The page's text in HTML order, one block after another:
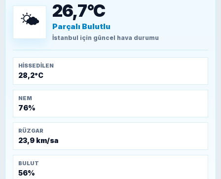
TEOMAN ALPASLAN
Kütahya-Eskişehir Muharebeleri (10-24
🌤️ 26,7°C
Parçalı Bulutlu
İstanbul için güncel hava durumu
HISSEDILEN
28,2°C
NEM
76%
RÜZGAR
23,9 km/sa
BULUT
56%